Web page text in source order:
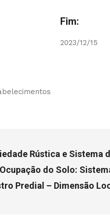
Fim:
2023/12/15
Rústica e Sistema
do Solo:
Predial – Dimensão